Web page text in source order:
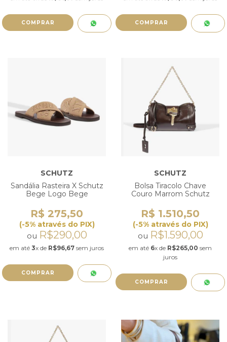
COMPRAR COMPRAR
SCHUTZ
Sandália Rasteira X Schutz
Bege Logo Bege
R$ 275,50
(-5% através do PIX)
ou R$290,00
em até 3x de R$96,67 sem juros
COMPRAR
SCHUTZ
Bolsa Tiracolo Chave
Couro Marrom Schutz
R$ 1.510,50
(-5% através do PIX)
ou R$1.590,00
em até 6x de R$265,00 sem
juros